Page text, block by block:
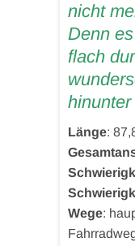
nicht
Denn
flach
Länge:
Wege: